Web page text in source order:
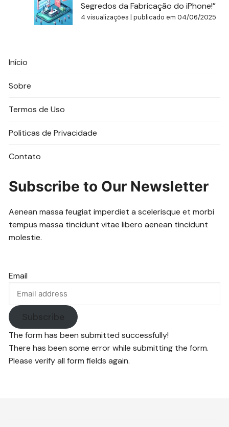
Segredos da Fabricação do iPhone!”
4 visualizações |publicado em 04/06/2025
Início
Sobre
Termos de Uso
Politicas de Privacidade
Contato
Subscribe to Our Newsletter
Aenean massa feugiat imperdiet a scelerisque et morbi
tempus massa tincidunt vitae libero aenean tincidunt
molestie.
Email
Subscribe
The form has been submitted successfully!
There has been some error while submitting the form.
Please verify all form fields again.